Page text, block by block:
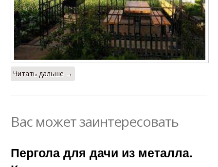
Читать дальше →
Вас может заинтересовать
Пергола для дачи из металла.